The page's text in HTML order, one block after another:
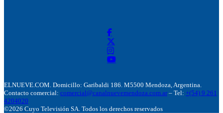
ELNUEVE.COM. Domicillo: Garibaldi 186. M5500 Mendoza, Argentina.
Contacto comercial: comercial@canalnuevemendoza.com.ar – Tel: +(54) 9 261
4204020
©2026 Cuyo Televisión SA. Todos los derechos reservados